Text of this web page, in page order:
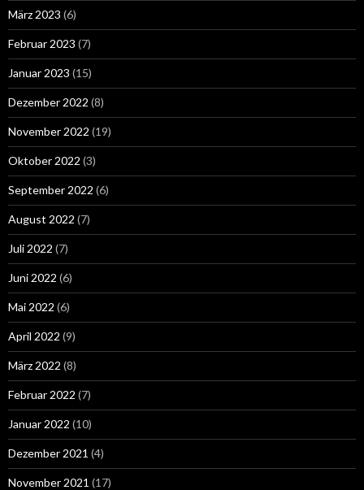
März 2023 (6)
Februar 2023 (7)
Januar 2023 (15)
Dezember 2022 (8)
November 2022 (19)
Oktober 2022 (3)
September 2022 (6)
August 2022 (7)
Juli 2022 (7)
Juni 2022 (6)
Mai 2022 (6)
April 2022 (9)
März 2022 (8)
Februar 2022 (7)
Januar 2022 (10)
Dezember 2021 (4)
November 2021 (17)